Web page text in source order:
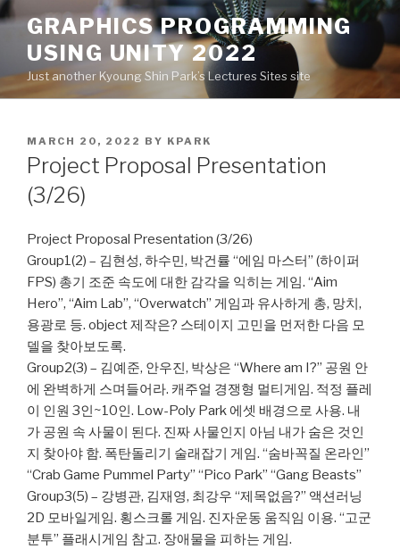
Skip
content
GRAPHICS PROGRAMMING
USING UNITY 2022
Just another Kyoung Shin Park’s Lectures Sites site
POSTED
ON
MARCH 20, 2022 BY KPARK
Project Proposal Presentation
(3/26)
Project Proposal Presentation (3/26)
Group1(2) – 김현성, 하수민, 박건률 “에임 마스터” (하이퍼
FPS) 총기 조준 속도에 대한 감각을 익히는 게임. “Aim
Hero”, “Aim Lab”, “Overwatch” 게임과 유사하게 총, 망치,
용광로 등. object 제작은? 스테이지 고민을 먼저한 다음 모
델을 찾아보도록.
Group2(3) – 김예준, 안우진, 박상은 “Where am I?” 공원 안
에 완벽하게 스며들어라. 캐주얼 경쟁형 멀티게임. 적정 플레
이 인원 3인~10인. Low-Poly Park 에셋 배경으로 사용. 내
가 공원 속 사물이 된다. 진짜 사물인지 아님 내가 숨은 것인
지 찾아야 함. 폭탄돌리기 술래잡기 게임. “숨바꼭질 온라인”
“Crab Game Pummel Party” “Pico Park” “Gang Beasts”
Group3(5) – 강병관, 김재영, 최강우 “제목없음?” 액션러닝
2D 모바일게임. 횡스크롤 게임. 진자운동 움직임 이용. “고군
분투” 플래시게임 참고. 장애물을 피하는 게임.